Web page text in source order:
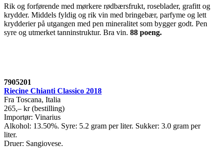
Rik og forførende med mørkere rødbærsfrukt, roseblader, grafitt og
krydder. Middels fyldig og rik vin med bringebær, parfyme og lett
krydderier på utgangen med pen mineralitet som bygger godt. Pen
syre og utmerket tanninstruktur. Bra vin. 88 poeng.
7905201
Riecine Chianti Classico 2018
Fra Toscana, Italia
265,– kr (bestilling)
Importør: Vinarius
Alkohol: 13.50%. Syre: 5.2 gram per liter. Sukker: 3.0 gram per
liter.
Druer: Sangiovese.